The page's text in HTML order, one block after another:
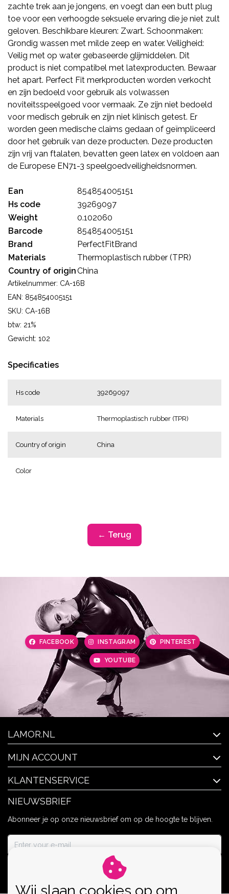
zachte trek aan je jongens, en voegt dan een butt plug
toe voor een verhoogde seksuele ervaring die je niet zult
geloven. Beschikbare kleuren: Zwart. Schoonmaken:
Grondig wassen met milde zeep en water. Veiligheid:
Veilig met op water gebaseerde glijmiddelen. Dit
product is niet compatibel met latexproducten. Bewaar
het apart. Perfect Fit merkproducten worden verkocht
en zijn bedoeld voor gebruik als volwassen
noviteitsspeelgoed voor vermaak. Ze zijn niet bedoeld
voor medisch gebruik en zijn niet klinisch getest. Er
worden geen medische claims gedaan of geïmpliceerd
door het gebruik van deze producten. Deze producten
zijn vrij van ftalaten, bevatten geen latex en voldoen aan
de Europese EN71-3 speelgoedveiligheidsnormen.
Ean
854854005151
Hs code
39269097
Weight
0.102060
Barcode
854854005151
Brand
PerfectFitBrand
Materials
Thermoplastisch rubber (TPR)
Country of originChina
Artikelnummer: CA-16B
EAN: 854854005151
SKU: CA-16B
btw: 21%
Gewicht: 102
Specificaties
Hs code 39269097
Materials Thermoplastisch rubber (TPR)
Country of origin China
Color
← Terug
FACEBOOK INSTAGRAM PINTEREST
YOUTUBE
LAMOR.NL
MIJN ACCOUNT
KLANTENSERVICE
NIEUWSBRIEF
Abonneer je op onze nieuwsbrief om op de hoogte te blijven.
Wij slaan cookies op om